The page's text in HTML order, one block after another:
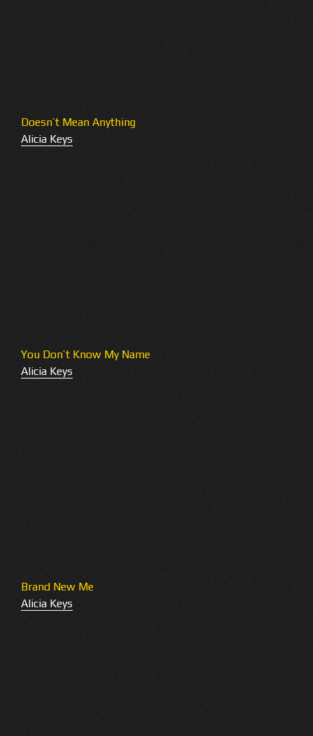
Doesn’t Mean Anything
Alicia Keys
You Don’t Know My Name
Alicia Keys
Brand New Me
Alicia Keys